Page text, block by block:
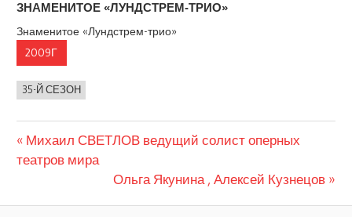
ЗНАМЕНИТОЕ «ЛУНДСТРЕМ-ТРИО»
Знаменитое «Лундстрем-трио»
2009Г
35-Й СЕЗОН
Навигация
записям
Предыдущая
запись:
Михаил СВЕТЛОВ ведущий солист оперных
театров мира
Следующая
Ольга Якунина , Алексей Кузнецов